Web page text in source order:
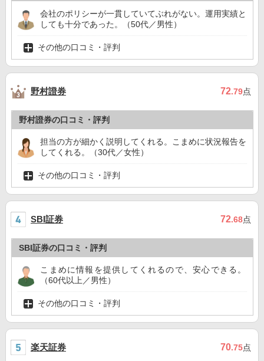
会社のポリシーが一貫していてぶれがない。運用実績と
しても十分であった。（50代／男性）
その他の口コミ・評判
野村證券 72.79点
野村證券の口コミ・評判
担当の方が細かく説明してくれる。こまめに状況報告を
してくれる。（30代／女性）
その他の口コミ・評判
SBI証券 72.68点
SBI証券の口コミ・評判
こまめに情報を提供してくれるので、安心できる。
（60代以上／男性）
その他の口コミ・評判
楽天証券 70.75点